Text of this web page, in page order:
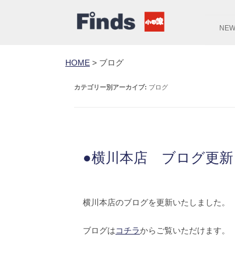
HOME > ブログ
カテゴリー別アーカイブ: ブログ
●横川本店 ブログ更新
横川本店のブログを更新いたしました。
ブログはコチラからご覧いただけます。